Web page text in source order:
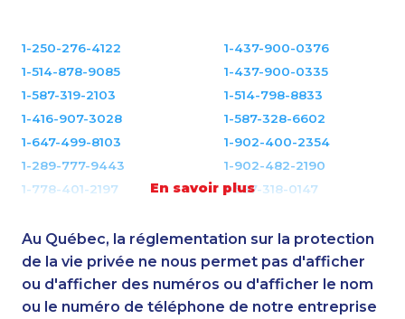
En savoir plus
1-250-276-4122
1-437-900-0376
1-514-878-9085
1-437-900-0335
1-587-319-2103
1-514-798-8833
1-416-907-3028
1-587-328-6602
1-647-499-8103
1-902-400-2354
1-289-777-9443
1-902-482-2190
1-778-401-2197
1-587-318-0147
1-778-760-1291
1-437-900-0341
1-438-230-1374
1-514-798-8826
1-579-267-0756
1-587-316-3440
1-905-288-1758
1-778-401-7407
Au Québec, la réglementation sur la protection
de la vie privée ne nous permet pas d'afficher
ou d'afficher des numéros ou d'afficher le nom
ou le numéro de téléphone de notre entreprise